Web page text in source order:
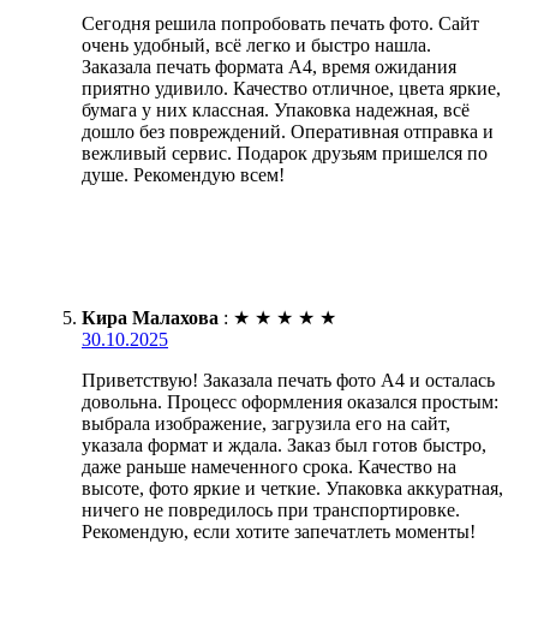
Сегодня решила попробовать печать фото. Сайт
очень удобный, всё легко и быстро нашла.
Заказала печать формата А4, время ожидания
приятно удивило. Качество отличное, цвета яркие,
бумага у них классная. Упаковка надежная, всё
дошло без повреждений. Оперативная отправка и
вежливый сервис. Подарок друзьям пришелся по
душе. Рекомендую всем!
Кира Малахова : ★ ★ ★ ★ ★
30.10.2025
Приветствую! Заказала печать фото А4 и осталась
довольна. Процесс оформления оказался простым:
выбрала изображение, загрузила его на сайт,
указала формат и ждала. Заказ был готов быстро,
даже раньше намеченного срока. Качество на
высоте, фото яркие и четкие. Упаковка аккуратная,
ничего не повредилось при транспортировке.
Рекомендую, если хотите запечатлеть моменты!